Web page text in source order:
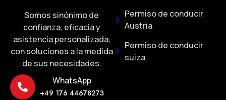
Somos sinónimo de
confianza, eficacia y
asistencia personalizada,
con soluciones a la medida
de sus necesidades.
WhatsApp
+49 176 44678273
Permiso de conducir
Austria
Permiso de conducir
suiza